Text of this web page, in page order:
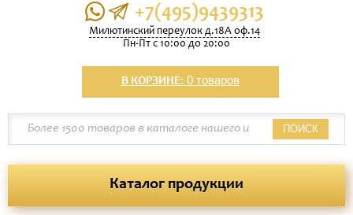
+7(495)9439313
Милютинский переулок д.18А оф.14
Пн-Пт с 10:00 до 20:00
В КОРЗИНЕ: 0 товаров
ПОИСК
Каталог продукции